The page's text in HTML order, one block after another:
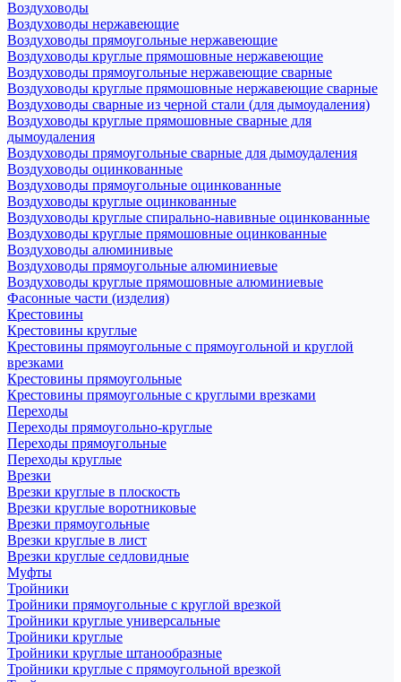
Воздуховоды
Воздуховоды нержавеющие
Воздуховоды прямоугольные нержавеющие
Воздуховоды круглые прямошовные нержавеющие
Воздуховоды прямоугольные нержавеющие сварные
Воздуховоды круглые прямошовные нержавеющие сварные
Воздуховоды сварные из черной стали (для дымоудаления)
Воздуховоды круглые прямошовные сварные для
дымоудаления
Воздуховоды прямоугольные сварные для дымоудаления
Воздуховоды оцинкованные
Воздуховоды прямоугольные оцинкованные
Воздуховоды круглые оцинкованные
Воздуховоды круглые спирально-навивные оцинкованные
Воздуховоды круглые прямошовные оцинкованные
Воздуховоды алюминивые
Воздуховоды прямоугольные алюминиевые
Воздуховоды круглые прямошовные алюминиевые
Фасонные части (изделия)
Крестовины
Крестовины круглые
Крестовины прямоугольные с прямоугольной и круглой
врезками
Крестовины прямоугольные
Крестовины прямоугольные с круглыми врезками
Переходы
Переходы прямоугольно-круглые
Переходы прямоугольные
Переходы круглые
Врезки
Врезки круглые в плоскость
Врезки круглые воротниковые
Врезки прямоугольные
Врезки круглые в лист
Врезки круглые седловидные
Муфты
Тройники
Тройники прямоугольные с круглой врезкой
Тройники круглые универсальные
Тройники круглые
Тройники круглые штанообразные
Тройники круглые с прямоугольной врезкой